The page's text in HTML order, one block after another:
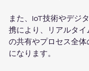
また、IoT技術やデジ
携により、リアルタイ
の共有やプロセス全体
になります。